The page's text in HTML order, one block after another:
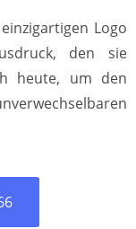
Logo
den sie
heute, um den